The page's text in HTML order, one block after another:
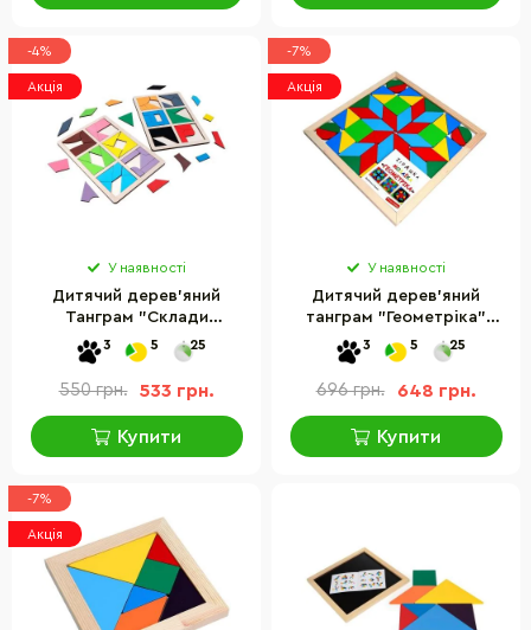
-4%
Акція
У наявності
Дитячий дерев'яний
Танграм "Склади
квадрат" Komarovtoys А
392, 3 рівень складності
3 5 25
550 грн. 533 грн.
Купити
-7%
Акція
У наявності
Дитячий дерев'яний
танграм "Геометріка"
Komarovtoys A 346, 48
елементів
3 5 25
696 грн. 648 грн.
Купити
-7%
Акція